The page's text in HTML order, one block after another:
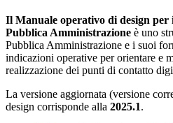
Il Manuale operativo di design per
Pubblica Amministrazione è uno
Pubblica Amministrazione e i suoi
indicazioni operative per orientare e
realizzazione dei punti di contatto
La versione aggiornata (versione
design corrisponde alla 2025.1.